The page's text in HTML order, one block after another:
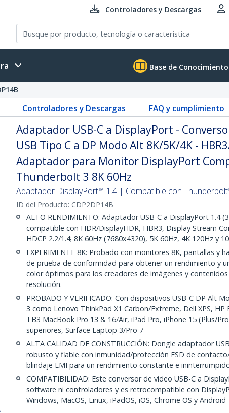
Controladores y Descargas
Base de Conocimiento
Controladores y Descargas FAQ y cumplimiento
Adaptador USB-C a DisplayPort -
USB Tipo C a DP Modo Alt 8K/5K/4K -
Adaptador para Monitor DisplayPort
Thunderbolt 3 8K 60Hz
Adaptador DisplayPort™ 1.4 | Compatible con
ID del Producto: CDP2DP14B
ALTO RENDIMIENTO: Adaptador USB-C a DisplayPort 1.4
compatible con HDR/DisplayHDR, HBR3, Display Stream
HDCP 2.2/1.4; 8K 60Hz (7680x4320), 5K 60Hz, 4K 120Hz y
EXPERIMENTE 8K: Probado con monitores 8K, pantallas y
de prueba de conformidad para obtener un rendimiento y
color óptimos para los creadores de imágenes y
resolución.
PROBADO Y VERIFICADO: Con dispositivos USB-C DP Alt
3 como Lenovo ThinkPad X1 Carbon/Extreme, Dell XPS,
TB3 MacBook Pro 13 & 16/Air, iPad Pro, iPhone 15 (Plus/
superiores, Surface Laptop 3/Pro 7
ALTA CALIDAD DE CONSTRUCCIÓN: Dongle adaptador
robusto y fiable con inmunidad/protección ESD de
blindaje EMI para un rendimiento constante e
COMPATIBILIDAD: Este conversor de vídeo USB-C a
software ni controladores y es retrocompatible con
Windows, MacOS, Linux, iPadOS, iOS, Chrome OS y Android